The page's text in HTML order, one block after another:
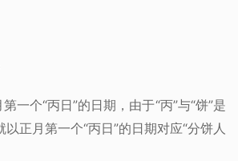
一个“丙日”的日期，由于“丙”与“饼”是
正月第一个“丙日”的日期对应“分饼人